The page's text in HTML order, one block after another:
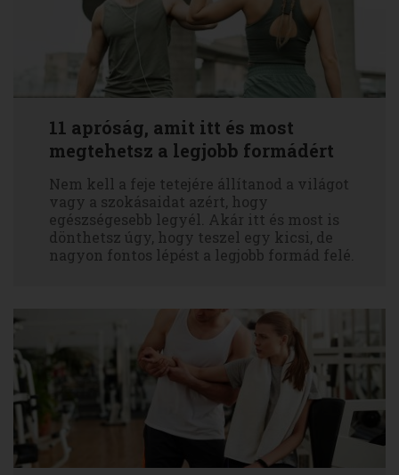
11 apróság, amit itt és most
megtehetsz a legjobb formádért
Nem kell a feje tetejére állítanod a világot
vagy a szokásaidat azért, hogy
egészségesebb legyél. Akár itt és most is
dönthetsz úgy, hogy teszel egy kicsi, de
nagyon fontos lépést a legjobb formád felé.